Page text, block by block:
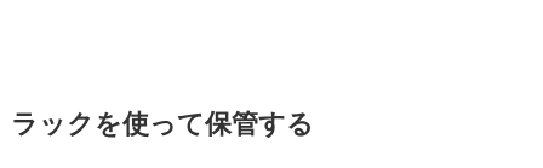
ラックを使って保管する